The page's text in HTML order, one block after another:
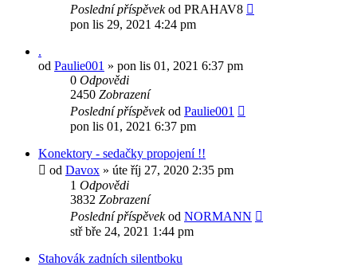
Poslední příspěvekod PRAHAV8
pon lis 29, 2021 4:24 pm
.
od Paulie001 » pon lis 01, 2021 6:37 pm
0 Odpovědi
2450 Zobrazení
Poslední příspěvekod Paulie001
pon lis 01, 2021 6:37 pm
Konektory - sedačky propojení !!
od Davox » úte říj 27, 2020 2:35 pm
1 Odpovědi
3832 Zobrazení
Poslední příspěvekod NORMANN
stř bře 24, 2021 1:44 pm
Stahovák zadních silentboku